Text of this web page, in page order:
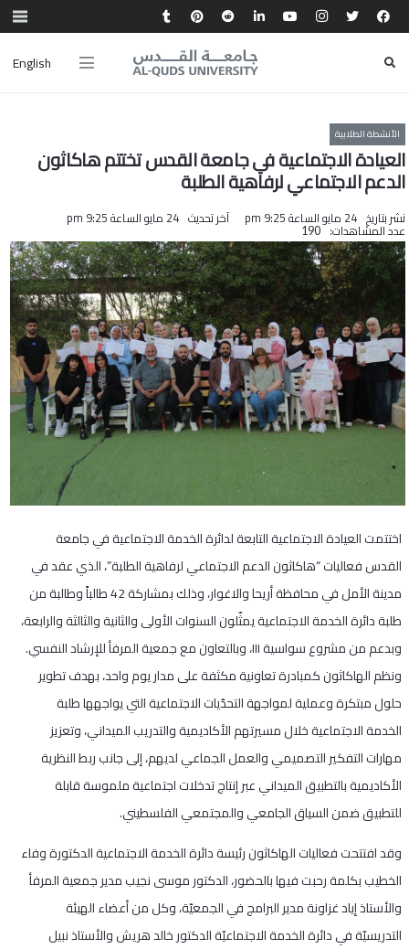
English
الأنشطة الطلابية
العيادة الاجتماعية في جامعة القدس تختتم هاكاثون
الدعم الاجتماعي لرفاهية الطلبة
نشر بتاريخ 24 مايو الساعة 9:25 pm آخر تحديث 24 مايو الساعة 9:25 pm
عدد المشاهدات: 190
اختتمت العيادة الاجتماعية التابعة لدائرة الخدمة الاجتماعية في جامعة
القدس فعاليات “هاكاثون الدعم الاجتماعي لرفاهية الطلبة”، الذي عقد في
مدينة الأمل في محافظة أريحا والاغوار، وذلك بمشاركة 42 طالباً وطالبة من
طلبة دائرة الخدمة الاجتماعية يمثّلون السنوات الأولى والثانية والثالثة والرابعة،
وبدعم من مشروع سواسية III، وبالتعاون مع جمعية المرفأ للإرشاد النفسي.
ونظم الهاكاثون كمبادرة تعاونية مكثفة على مدار يوم واحد، بهدف تطوير
حلول مبتكرة وعملية لمواجهة التحدّيات الاجتماعية التي يواجهها طلبة
الخدمة الاجتماعية خلال مسيرتهم الأكاديمية والتدريب الميداني، وتعزيز
مهارات التفكير التصميمي والعمل الجماعي لديهم، إلى جانب ربط النظرية
الأكاديمية بالتطبيق الميداني عبر إنتاج تدخلات اجتماعية ملموسة قابلة
للتطبيق ضمن السياق الجامعي والمجتمعي الفلسطيني.
وقد افتتحت فعاليات الهاكاثون رئيسة دائرة الخدمة الاجتماعية الدكتورة وفاء
الخطيب بكلمة رحبت فيها بالحضور، الدكتور موسى نجيب مدير جمعية المرفأ
والأستاذ إياد غزاونة مدير البرامج في الجمعيّة، وكل من أعضاء الهيئة
التدريسيّة في دائرة الخدمة الاجتماعيّة الدكتور خالد هريش والأستاذ نبيل